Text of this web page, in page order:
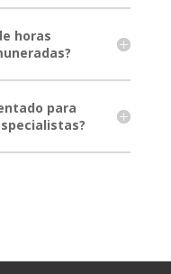
horas
para